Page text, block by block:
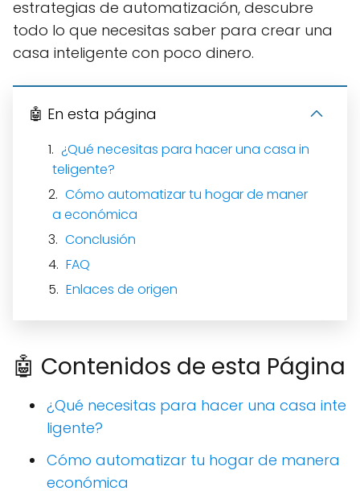
estrategias de automatización, descubre
todo lo que necesitas saber para crear una
casa inteligente con poco dinero.
🤖 En esta página
¿Qué necesitas para hacer una casa in
teligente?
Cómo automatizar tu hogar de maner
a económica
Conclusión
FAQ
Enlaces de origen
🤖 Contenidos de esta Página
¿Qué necesitas para hacer una casa inte
ligente?
Cómo automatizar tu hogar de manera
económica